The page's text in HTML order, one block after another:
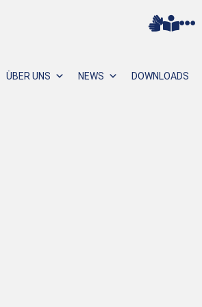
ÜBER UNS NEWS DOWNLOADS